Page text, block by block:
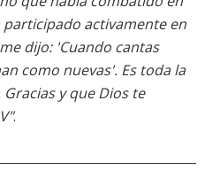
activamente en
dijo: 'Cuando cantas
como nuevas'. Es toda la
y que Dios te
.